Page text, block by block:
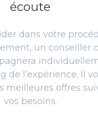
écoute
dans votre
un conseiller
de l’expérience. Il
meilleures offres
vos besoins.